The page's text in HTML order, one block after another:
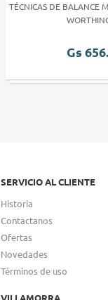
TÉCNICAS DE BALANCE
Gs
SERVICIO AL CLIENTE
Historia
Contactanos
Ofertas
Novedades
Términos de uso
VILLAMORRA